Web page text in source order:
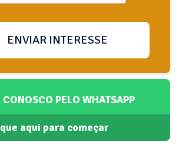
ENVIAR INTERESSE
PELO WHATSAPP
aqui para começar